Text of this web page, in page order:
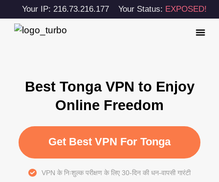
Your IP: 216.73.216.177 Your Status: EXPOSED!
Best Tonga VPN to Enjoy
Online Freedom
Get Best VPN For Tonga
VPN के निःशुल्क परीक्षण के लिए 30-दिन की धन-वापसी गारंटी